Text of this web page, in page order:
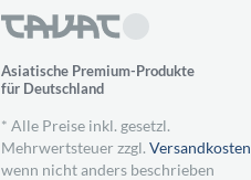
Asiatische Premium-Produkte
für Deutschland
* Alle Preise inkl. gesetzl.
Mehrwertsteuer zzgl. Versandkosten
wenn nicht anders beschrieben